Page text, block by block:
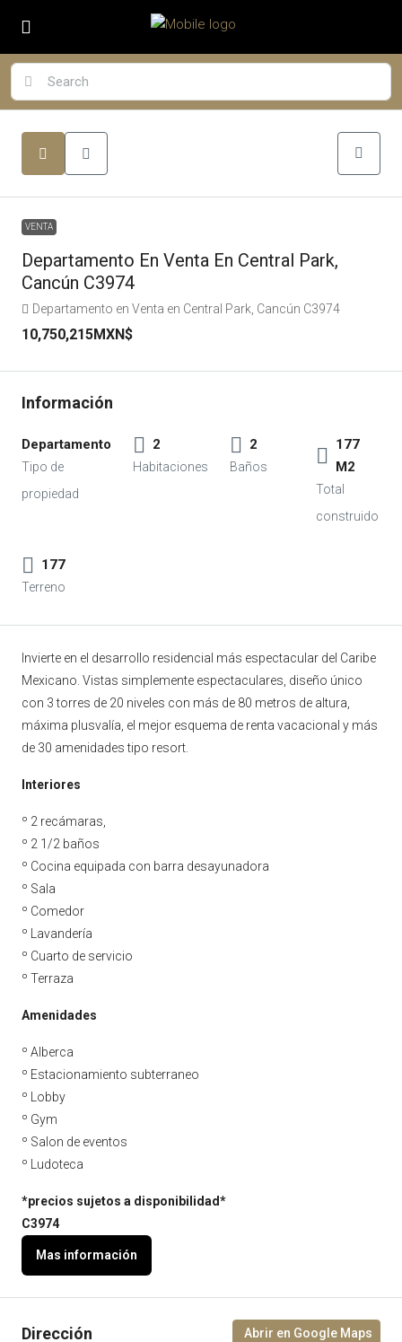
VENTA
Departamento En Venta En Central Park,
Cancún C3974
Departamento en Venta en Central Park, Cancún C3974
10,750,215MXN$
Departamento 2 2
177
M2
177
Invierte en el desarrollo residencial más espectacular del Caribe
Mexicano. Vistas simplemente espectaculares, diseño único
con 3 torres de 20 niveles con más de 80 metros de altura,
máxima plusvalía, el mejor esquema de renta vacacional y más
de 30 amenidades tipo resort.
Interiores
º 2 recámaras,
º 2 1/2 baños
º Cocina equipada con barra desayunadora
º Sala
º Comedor
º Lavandería
º Cuarto de servicio
º Terraza
Amenidades
º Alberca
º Estacionamiento subterraneo
º Lobby
º Gym
º Salon de eventos
º Ludoteca
*precios sujetos a disponibilidad*
C3974